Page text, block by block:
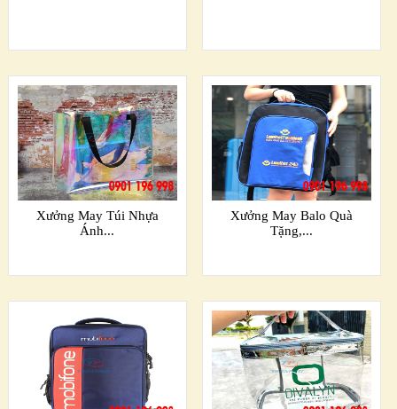
Xưởng May Túi Nhựa
Ánh...
Xưởng May Balo Quà
Tặng,...